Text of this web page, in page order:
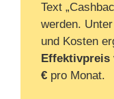
Text
werden.
und Kosten
Effektivpreis
€ pro Monat.